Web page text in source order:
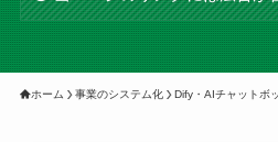
ホーム 事業のシステム化 Dify・AIチャットボ